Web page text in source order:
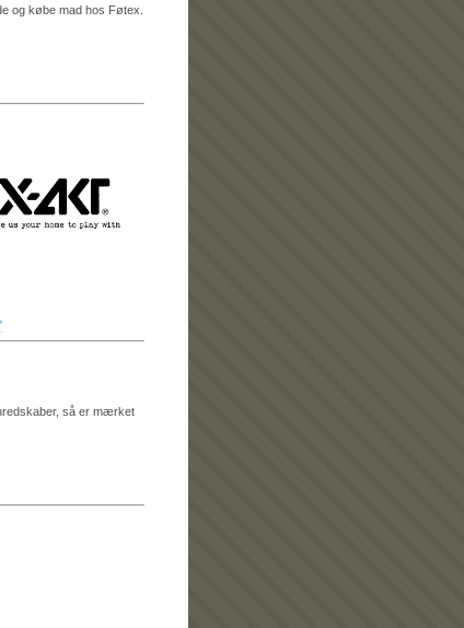
og købe mad hos Føtex.
så er mærket